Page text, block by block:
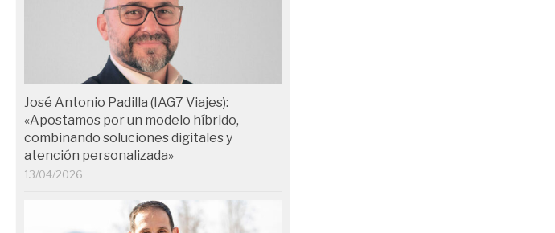
José Antonio Padilla (IAG7 Viajes):
«Apostamos por un modelo híbrido,
combinando soluciones digitales y
atención personalizada»
13/04/2026